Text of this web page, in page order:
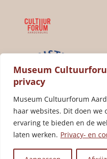
Museum
privacy
Museum Cultuurforum
haar websites. Dit doen we
ervaring te bieden en de
laten werken. Privacy- en